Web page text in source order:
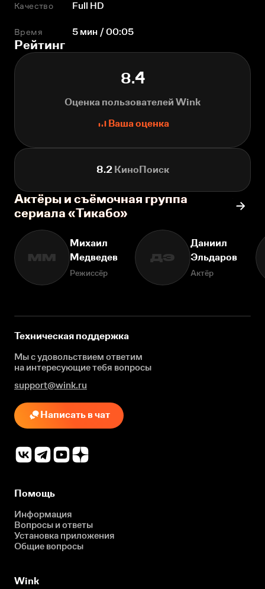
Качество Full HD
Время 5 мин / 00:05
Рейтинг
8.4
Оценка пользователей Wink
Ваша оценка
8.2КиноПоиск
Актёры и съёмочная группа
сериала «Тикабо»
ММ
Михаил
Медведев
Режиссёр
ДЭ
Даниил
Эльдаров
Актёр
Техническая поддержка
Мы с удовольствием ответим
на интересующиетебя вопросы
support@wink.ru
Написать в чат
Помощь
Информация
Вопросы и ответы
Установка приложения
Общие вопросы
Wink